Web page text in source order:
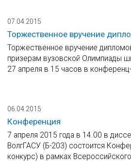
07.04.2015
Торжественное вручение
Торжественное вручение
призерам вузовской Олимпиады
27 апреля в 15 часов в
06.04.2015
Конференция
7 апреля 2015 года в 14.00 в
ВолгГАСУ (Б-203) состоится
конкурс) в рамках